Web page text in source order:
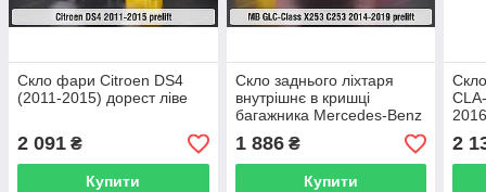
Скло фари Citroen DS4
(2011-2015) дорест ліве
2 091 ₴
Купити
Скло заднього ліхтаря
внутрішнє в кришці
багажника Mercedes-Benz
GLC-Class X253 C253
(2014-2019) дорест ліве
1 886₴
Купити
2